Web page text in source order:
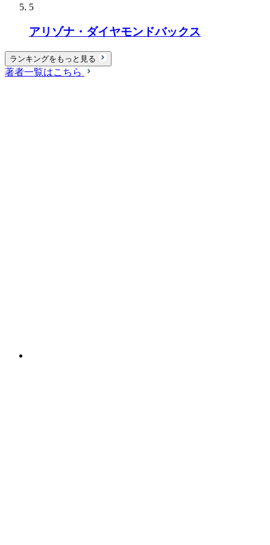
5
アリゾナ・ダイヤモンドバックス
ランキングをもっと見る
著者一覧はこちら